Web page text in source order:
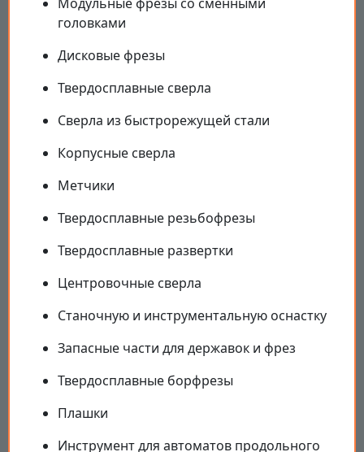
головками
Дисковые фрезы
Твердосплавные сверла
Сверла из быстрорежущей стали
Корпусные сверла
Метчики
Твердосплавные резьбофрезы
Твердосплавные развертки
Центровочные сверла
Станочную и инструментальную оснастку
Запасные части для державок и фрез
Твердосплавные борфрезы
Плашки
Инструмент для автоматов продольного